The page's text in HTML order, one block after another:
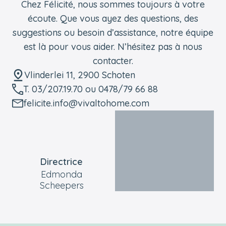
Chez Félicité, nous sommes toujours à votre
écoute. Que vous ayez des questions, des
suggestions ou besoin d’assistance, notre équipe
est là pour vous aider. N’hésitez pas à nous
contacter.
Vlinderlei 11, 2900 Schoten
T. 03/207.19.70 ou 0478/79 66 88
felicite.info@vivaltohome.com
Directrice
Edmonda
Scheepers